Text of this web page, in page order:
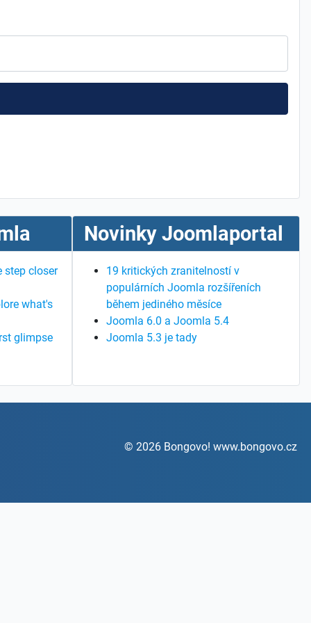
step closer
what's
glimpse
Novinky Joomlaportal
19 kritických zranitelností v
populárních Joomla rozšířeních
během jediného měsíce
Joomla 6.0 a Joomla 5.4
Joomla 5.3 je tady
© 2026 Bongovo! www.bongovo.cz